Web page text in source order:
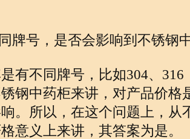
牌号，是否会影响到不锈钢
有不同牌号，比如304、
钢中药柜来讲，对产品价格
。所以，在这个问题上，从
意义上来讲，其答案为是。